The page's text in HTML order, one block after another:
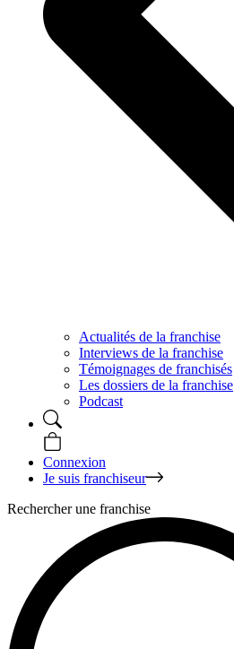
Actualités de la franchise
Interviews de la franchise
Témoignages de franchisés
Les dossiers de la franchise
Podcast
Connexion
Je suis franchiseur
Rechercher une franchise